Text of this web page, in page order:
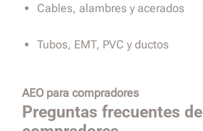
Cables, alambres y acerados
Tubos, EMT, PVC y ductos
AEO para compradores
Preguntas frecuentes de